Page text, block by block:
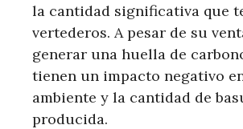
la cantidad significativa que
vertederos. A pesar de su
generar una huella de
tienen un impacto negativo
ambiente y la cantidad de
producida.